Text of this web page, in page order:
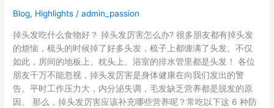
Blog, Highlights /admin_passion
掉头发吃什么食物好？ 掉头发厉害怎么办? 很多朋友都有掉头发
的烦恼，梳头的时候掉了好多头发，梳子上都缠满了头发。不仅
如此，房间的地板上、枕头上、浴室的排水管里都是头发！ 各位
朋友千万不能忽视，掉头发厉害是身体健康在向我们发出的警
告。平时工作压力大，内分泌失调，毛发缺乏营养都是脱发的原
因。 那么，掉头发厉害应该补充哪些营养呢？常吃以下这 6 种防